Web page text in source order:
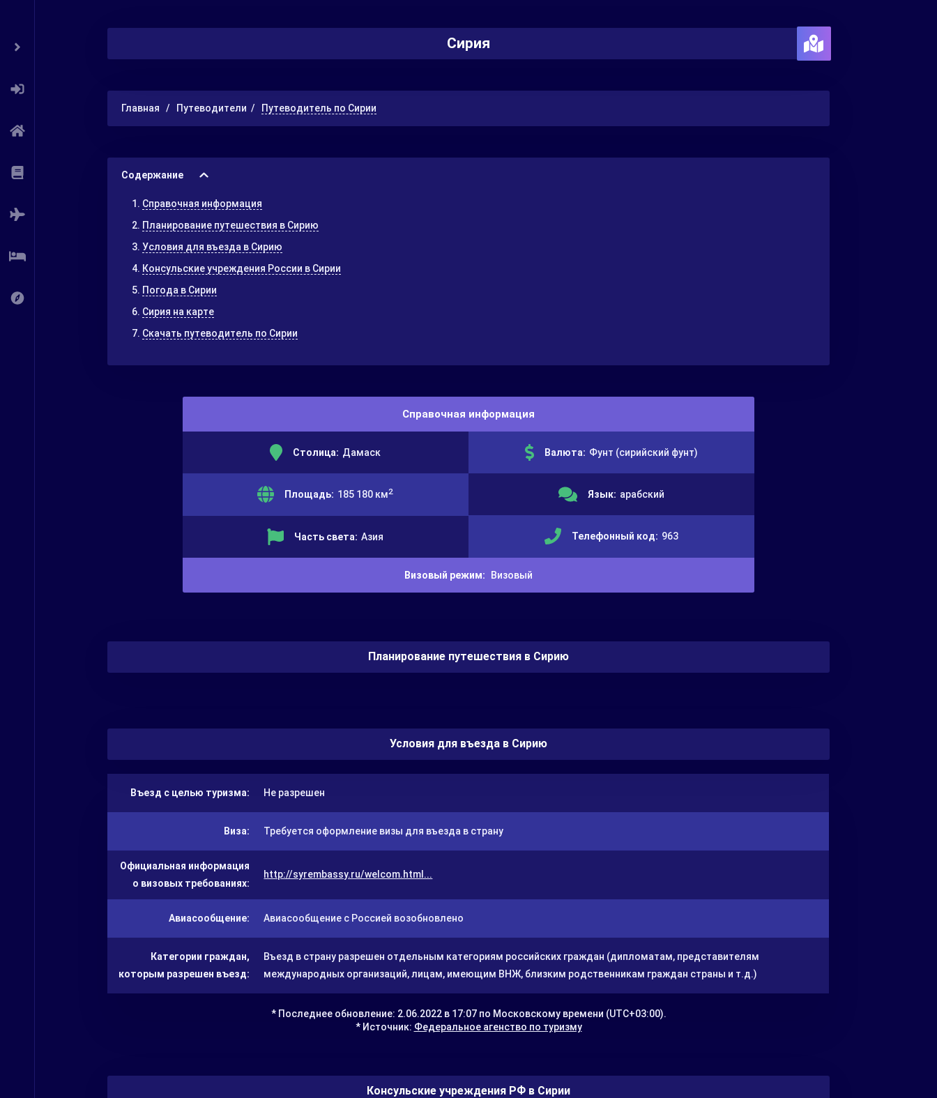
Сирия
Главная Путеводители Путеводитель по Сирии
Содержание
Справочная информация
Планирование путешествия в Сирию
Условия для въезда в Сирию
Консульские учреждения России в Сирии
Погода в Сирии
Сирия на карте
Скачать путеводитель по Сирии
Справочная информация
Столица: Дамаск
Площадь: 185 180 км2
Часть света: Азия
Валюта: Фунт (сирийский фунт)
Язык: арабский
Телефонный код: 963
Визовый режим: Визовый
Планирование путешествия в Сирию
Условия для въезда в Сирию
Въезд с целью туризма: Не разрешен
Виза: Требуется оформление визы для въезда в страну
Официальная информация
о визовых требованиях:
http://syrembassy.ru/welcom.html...
Авиасообщение: Авиасообщение с Россией возобновлено
Категории граждан,
которым разрешен въезд:
Въезд в страну разрешен отдельным категориям российских граждан (дипломатам, представителям
международных организаций, лицам, имеющим ВНЖ, близким родственникам граждан страны и т.д.)
* Последнее обновление: 2.06.2022 в 17:07 по Московскому времени (UTC+03:00).
* Источник: Федеральное агенство по туризму
Консульские учреждения РФ в Сирии